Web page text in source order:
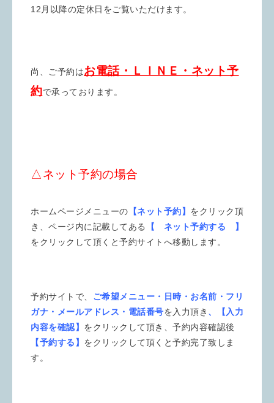
12月以降の定休日をご覧いただけます。
尚、ご予約はお電話・ＬＩＮＥ・ネット予
約で承っております。
△ネット予約の場合
ホームページメニューの 【ネット予約】 をクリック頂
き、ページ内に記載してある
【 ネット予約する 】
をクリックして頂くと予約サイトへ移動します。
予約サイトで、 ご希望メニュー・日時・お名前・フリ
ガナ・メールアドレス・電話番号を入力頂き 、【入力
内容を確認】 をクリックして頂き、予約内容確認後
【予約する】 をクリックして頂くと予約完了致しま
す。